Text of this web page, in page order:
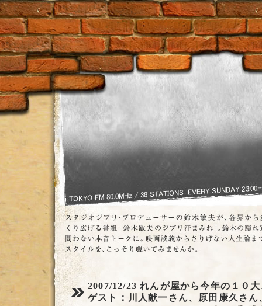
2007/12/23れんが屋から今年の１０
ゲスト：川人献一さん、原田康久さ